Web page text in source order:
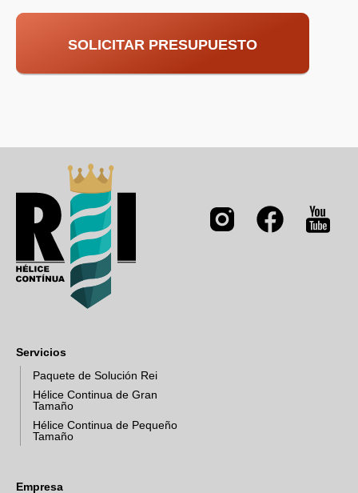
Servicios
Paquete de Solución Rei
Hélice Continua de Gran
Tamaño
Hélice Continua de Pequeño
Tamaño
Empresa